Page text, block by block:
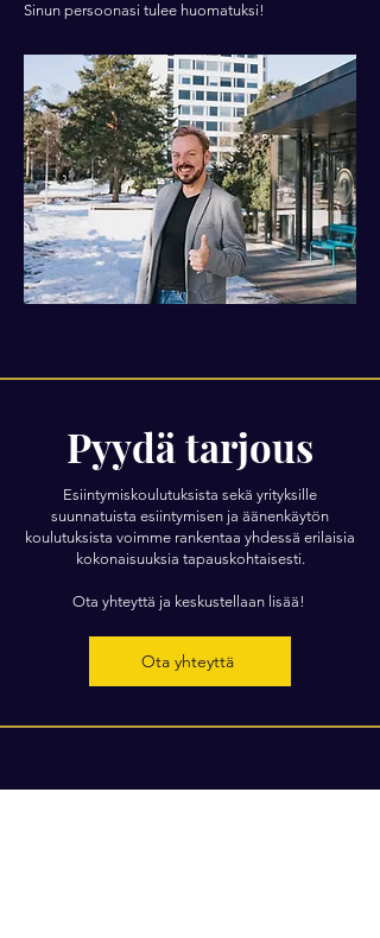
Sinun persoonasi tulee huomatuksi!
Pyydä tarjous
Esiintymiskoulutuksista sekä yrityksille
suunnatuista esiintymisen ja äänenkäytön
koulutuksista voimme rankentaa yhdessä erilaisia
kokonaisuuksia tapauskohtaisesti.
Ota yhteyttä ja keskustellaan lisää!
Ota yhteyttä